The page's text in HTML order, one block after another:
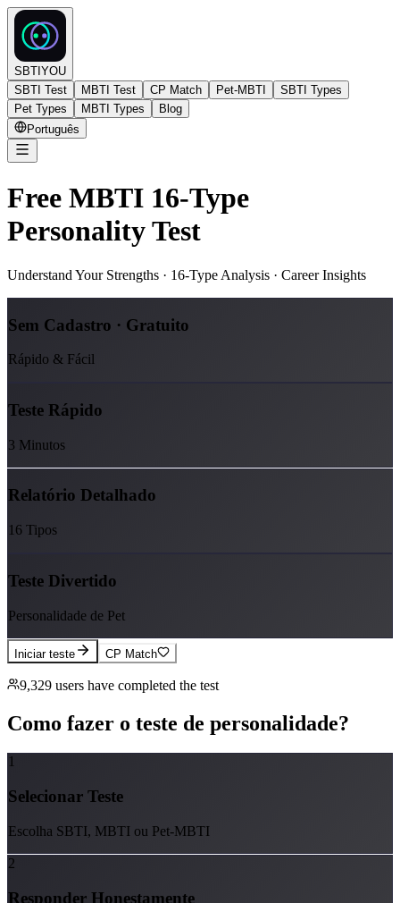
SBTIYOU
SBTI Test
MBTI Test CP Match Pet-MBTI
SBTI Types
Pet Types
MBTI Types
Blog
Português
Free MBTI 16-Type
Personality Test
Understand Your Strengths · 16-Type Analysis · Career Insights
Sem Cadastro · Gratuito
Rápido & Fácil
Teste Rápido
3 Minutos
Relatório Detalhado
16 Tipos
Teste Divertido
Personalidade de Pet
Iniciar teste CP Match
9,329 users have completed the test
Como fazer o teste de personalidade?
1
Selecionar Teste
Escolha SBTI, MBTI ou Pet-MBTI
2
Responder Honestamente